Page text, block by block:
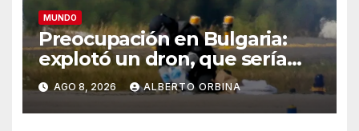
MUNDO
Preocupación en Bulgaria:
explotó un dron, que sería
ucraniano, cerca de un
gasoducto en la frontera con
Rumania
AGO 8, 2026 ALBERTO ORBINA